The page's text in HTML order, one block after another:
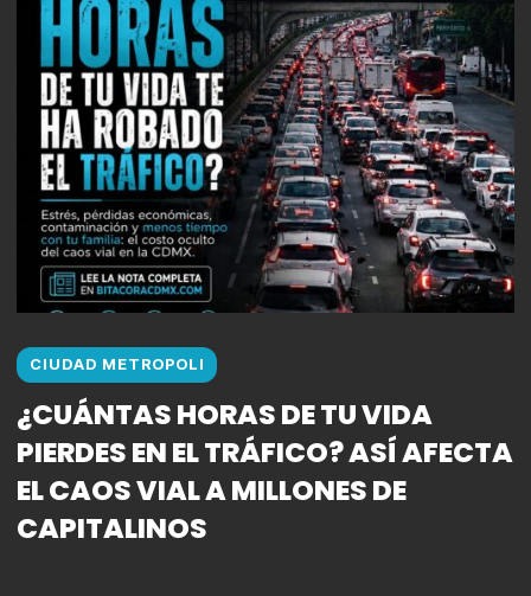
CIUDAD METROPOLI
¿CUÁNTAS HORAS DE TU VIDA
PIERDES EN EL TRÁFICO? ASÍ AFECTA
EL CAOS VIAL A MILLONES DE
CAPITALINOS